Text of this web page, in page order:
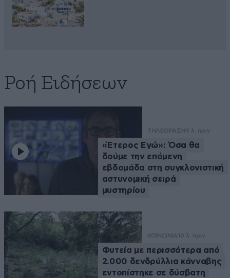
Ροή Ειδήσεων
ΤΗΛΕΟΡΑΣΗ9 λ. πριν
«Έτερος Εγώ»: Όσα θα
δούμε την επόμενη
εβδομάδα στη συγκλονιστική
αστυνομική σειρά
μυστηρίου
ΚΟΙΝΩΝΙΑ 10 λ. πριν
Φυτεία με περισσότερα από
2.000 δενδρύλλια κάνναβης
εντοπίστηκε σε δύσβατη